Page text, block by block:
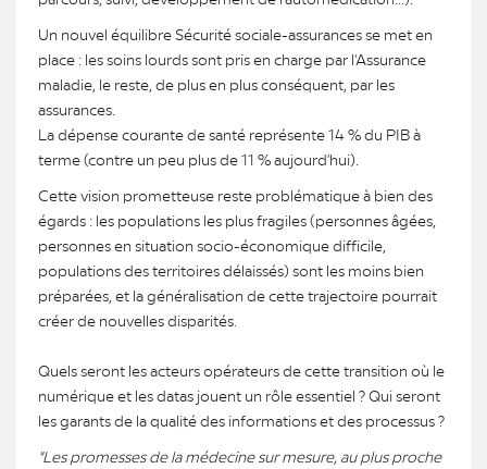
Un nouvel équilibre Sécurité sociale-assurances se met en
place : les soins lourds sont pris en charge par l'Assurance
maladie, le reste, de plus en plus conséquent, par les
assurances.
La dépense courante de santé représente 14 % du PIB à
terme (contre un peu plus de 11 % aujourd'hui).
Cette vision prometteuse reste problématique à bien des
égards : les populations les plus fragiles (personnes âgées,
personnes en situation socio-économique difficile,
populations des territoires délaissés) sont les moins bien
préparées, et la généralisation de cette trajectoire pourrait
créer de nouvelles disparités.
Quels seront les acteurs opérateurs de cette transition où le
numérique et les datas jouent un rôle essentiel ? Qui seront
les garants de la qualité des informations et des processus ?
"Les promesses de la médecine sur mesure, au plus proche